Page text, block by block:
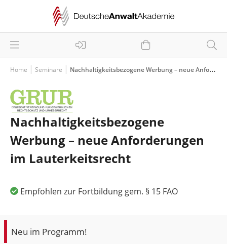
Home Seminare Nachhaltigkeitsbezogene Werbung – neue Anforderungen im Lauterkeitsrecht
Nachhaltigkeitsbezogene
Werbung – neue Anforderungen
im Lauterkeitsrecht
Empfohlen zur Fortbildung gem. § 15 FAO
Neu im Programm!